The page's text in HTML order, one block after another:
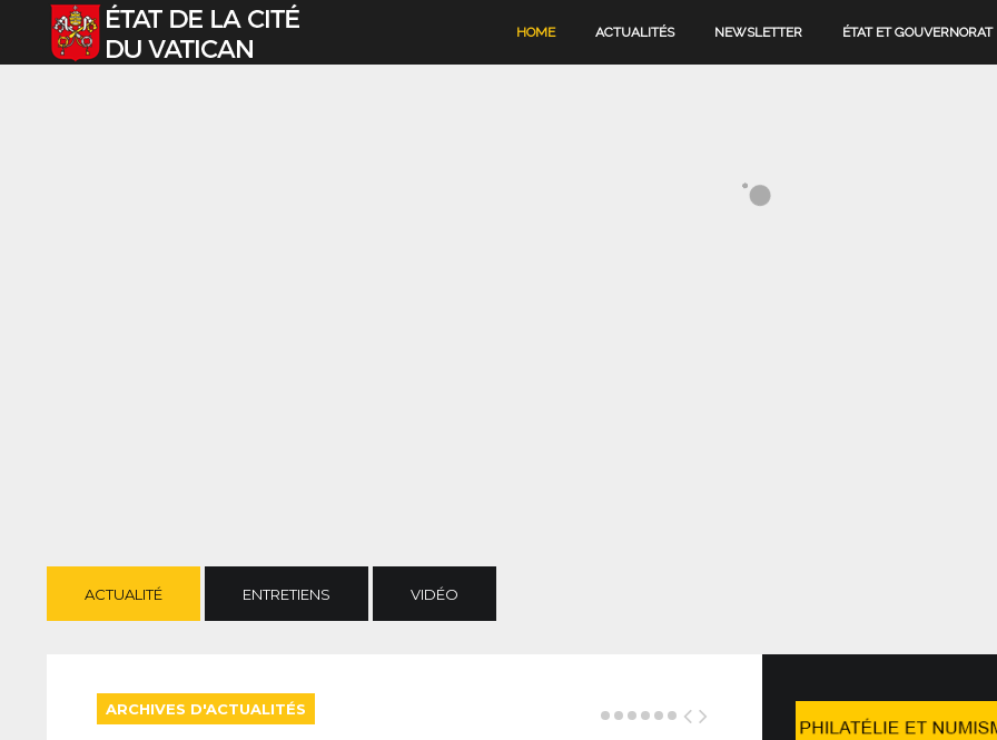
Sélectionnez votre langue HOME ACTUALITÉS NEWSLETTER ÉTAT ET GOUVERNORAT
ACTUALITÉ ENTRETIENS VIDÉO
ARCHIVES D'ACTUALITÉS